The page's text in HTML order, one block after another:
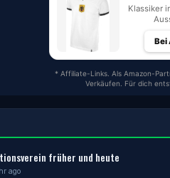
Klassiker
Bei
* Affiliate-Links. Als Amazon-
Verkäufen. Für dich
früher und heute
ago